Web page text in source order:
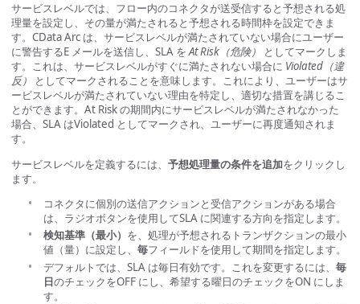
サービスレベルでは、フロー内のコネクタが送受信すると予想される処
理量を設定し、その量が満たされると予想される時間枠を設定できま
す。CData Arc は、サービスレベルが満たされていない場合にユーザー
に警告するE メールを送信し、SLA をAt Risk（危険）
としてマークしま
す。これは、サービスレベルがすぐに満たされない場合に Violated（違
反）
としてマークされることを意味します。これにより、ユーザーはサ
ービスレベルが満たされていない理由を特定し、適切な措置を講じるこ
とができます。At Risk の期間内にサービスレベルが満たされなかった
場合、SLA はViolated としてマークされ、ユーザーに再度通知されま
す。
サービスレベルを定義するには、 予想処理量の条件を追加をクリックし
ます。
コネクタに個別の送信アクションと受信アクションがある場合
は、ラジオボタンを使用してSLA に関連する方向を指定します。
検知基準（最小） を、処理が予想されるトランザクションの最小
値（量）に設定し、 毎フィールドを使用して期間を指定します。
デフォルトでは、SLA は毎日有効です。これを変更するには、 毎
日のチェックをOFF にし、希望する曜日のチェックをON にしま
す。